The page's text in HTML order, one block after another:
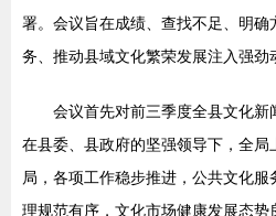
署。会议旨在成绩、查找不足、明
务、推动县域文化繁荣发展注入强劲
会议首先对前三季度全县文化新
在县委、县政府的坚强领导下，全
局，各项工作稳步推进，公共文化
理规范有序，文化市场健康发展态